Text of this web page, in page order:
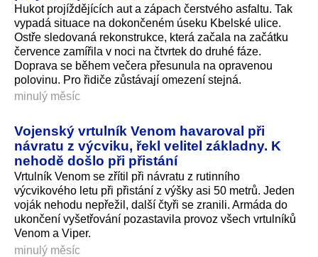
Hukot projíždějících aut a zápach čerstvého asfaltu. Tak
vypadá situace na dokončeném úseku Kbelské ulice.
Ostře sledovaná rekonstrukce, která začala na začátku
července zamířila v noci na čtvrtek do druhé fáze.
Doprava se během večera přesunula na opravenou
polovinu. Pro řidiče zůstávají omezení stejná.
minulý měsíc
Vojenský vrtulník Venom havaroval při
návratu z výcviku, řekl velitel základny. K
nehodě došlo při přistání
Vrtulník Venom se zřítil při návratu z rutinního
výcvikového letu při přistání z výšky asi 50 metrů. Jeden
voják nehodu nepřežil, další čtyři se zranili. Armáda do
ukončení vyšetřování pozastavila provoz všech vrtulníků
Venom a Viper.
minulý měsíc